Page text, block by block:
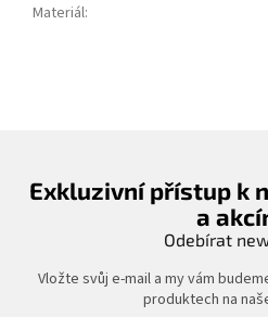
Materiál:
Exkluzivní přístup k
a
Odebírat
Vložte svůj e-mail a my vám
produktech na